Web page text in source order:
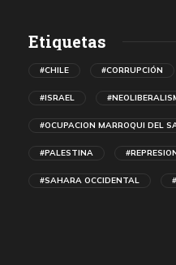
Etiquetas
#CHILE #CORRUPCIÓN
#ISRAEL
#OCUPACION MARROQUI DEL
#PALESTINA
#SAHARA OCCIDENTAL